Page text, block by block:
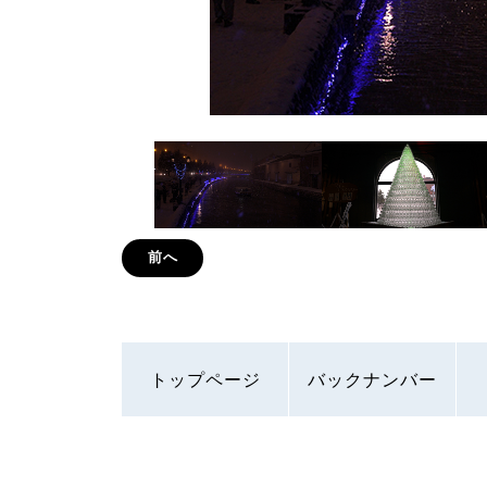
前へ
トップページ バックナンバー